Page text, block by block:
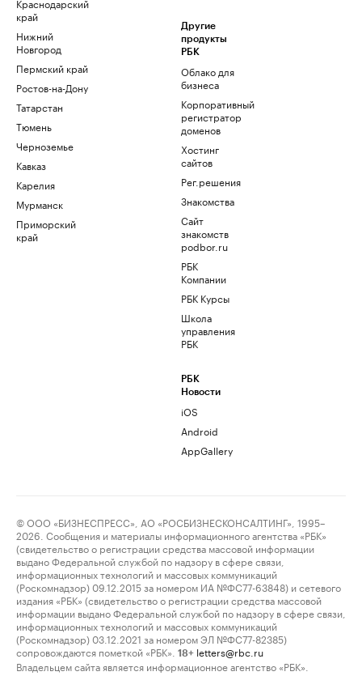
край
Нижний
Новгород
Пермский край
Ростов-на-Дону
Татарстан
Тюмень
Черноземье
Кавказ
Карелия
Мурманск
Приморский
край
Другие
продукты
РБК
Облако для
бизнеса
Корпоративный
регистратор
доменов
Хостинг
сайтов
Рег.решения
Знакомства
Сайт
знакомств
podbor.ru
РБК
Компании
РБК Курсы
Школа
управления
РБК
РБК
Новости
iOS
Android
AppGallery
© ООО «БИЗНЕСПРЕСС», АО «РОСБИЗНЕСКОНСАЛТИНГ», 1995–
2026. Сообщения и материалы информационного агентства «РБК»
(свидетельство о регистрации средства массовой информации
выдано Федеральной службой по надзору в сфере связи,
информационных технологий и массовых коммуникаций
(Роскомнадзор) 09.12.2015 за номером ИА №ФС77-63848) и сетевого
издания «РБК» (свидетельство о регистрации средства массовой
информации выдано Федеральной службой по надзору в сфере связи,
информационных технологий и массовых коммуникаций
(Роскомнадзор) 03.12.2021 за номером ЭЛ №ФС77-82385)
сопровождаются пометкой «РБК».
18+ letters@rbc.ru
Владельцем сайта является информационное агентство «РБК».